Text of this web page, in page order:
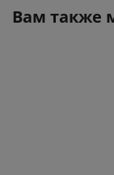
Вам также